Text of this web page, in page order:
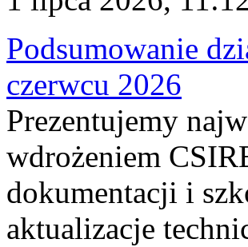
Podsumowanie
czerwcu 2026
Prezentujemy
wdrożeniem
dokumentacji i
aktualizacje